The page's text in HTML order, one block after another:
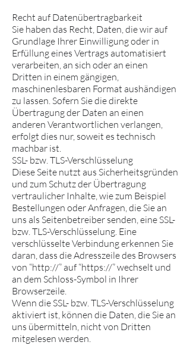
Recht auf Datenübertragbarkeit
Sie haben das Recht, Daten, die wir auf
Grundlage Ihrer Einwilligung oder in
Erfüllung eines Vertrags automatisiert
verarbeiten, an sich oder an einen
Dritten in einem gängigen,
maschinenlesbaren Format aushändigen
zu lassen. Sofern Sie die direkte
Übertragung der Daten an einen
anderen Verantwortlichen verlangen,
erfolgt dies nur, soweit es technisch
machbar ist.
SSL- bzw. TLS-Verschlüsselung
Diese Seite nutzt aus Sicherheitsgründen
und zum Schutz der Übertragung
vertraulicher Inhalte, wie zum Beispiel
Bestellungen oder Anfragen, die Sie an
uns als Seitenbetreiber senden, eine SSL-
bzw. TLS-Verschlüsselung. Eine
verschlüsselte Verbindung erkennen Sie
daran, dass die Adresszeile des Browsers
von “http://” auf “https://” wechselt und
an dem Schloss-Symbol in Ihrer
Browserzeile.
Wenn die SSL- bzw. TLS-Verschlüsselung
aktiviert ist, können die Daten, die Sie an
uns übermitteln, nicht von Dritten
mitgelesen werden.